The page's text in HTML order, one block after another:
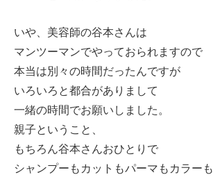
いや、美容師の谷本さんは
マンツーマンでやっておられますので
本当は別々の時間だったんですが
いろいろと都合がありまして
一緒の時間でお願いしました。
親子ということ、
もちろん谷本さんおひとりで
シャンプーもカットもパーマもカラーも